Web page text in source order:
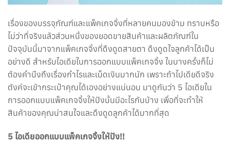
เรื่องของบรรจุภัณฑ์และแพ็คเกจจิ้งที่หลายคนมองข้าม ทราบหรือ
ไม่ว่าที่จริงแล้วส่วนหนึ่งของยอดขายสินค้าและผลิตภัณฑ์ใน
ปัจจุบันนี้มาจากแพ็คเกจจิ้งที่ดึงดูดสายตา ดึงดูดใจลูกค้าได้เป็น
อย่างดี สำหรับไอเดียในการออกแบบแพ็คเกจจิ้ง ในบางครั้งก็ไม่
ต้องคำนึงถึงเรื่องกำไรและเม็ดเงินมากนัก เพราะถ้าไปเดียดีจริง
ตังค์จะเข้ากระเป๋าคุณได้เองอย่างแน่นอน มาดูกันว่า 5 ไอเดียใน
การออกแบบแพ็คเกจจิ้งให้ปังนั้นมีอะไรกันบ้าง เพื่อที่จะทำให้
สินค้าของคุณน่าสนใจและดึงดูดลูกค้าได้มากที่สุด
5 ไอเดียออกแบบแพ็คเกจจิ้งให้ปัง!!